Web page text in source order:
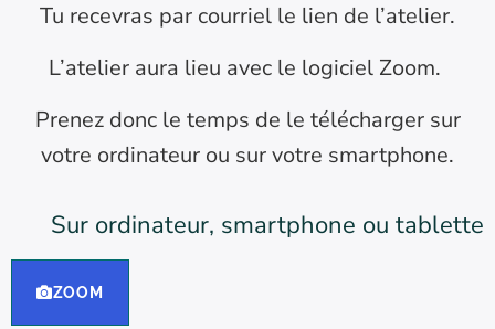
Tu recevras par courriel le lien de l’atelier.
L’atelier aura lieu avec le logiciel Zoom.
Prenez donc le temps de le télécharger sur
votre ordinateur ou sur votre smartphone.
Sur ordinateur, smartphone ou tablette
ZOOM